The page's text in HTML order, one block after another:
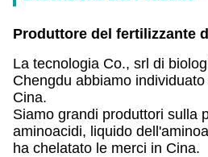
Produttore del fertilizzante
La tecnologia Co., srl di
Chengdu abbiamo
Cina.
Siamo grandi produttori sulla
aminoacidi, liquido
ha chelatato le merci in Cina.